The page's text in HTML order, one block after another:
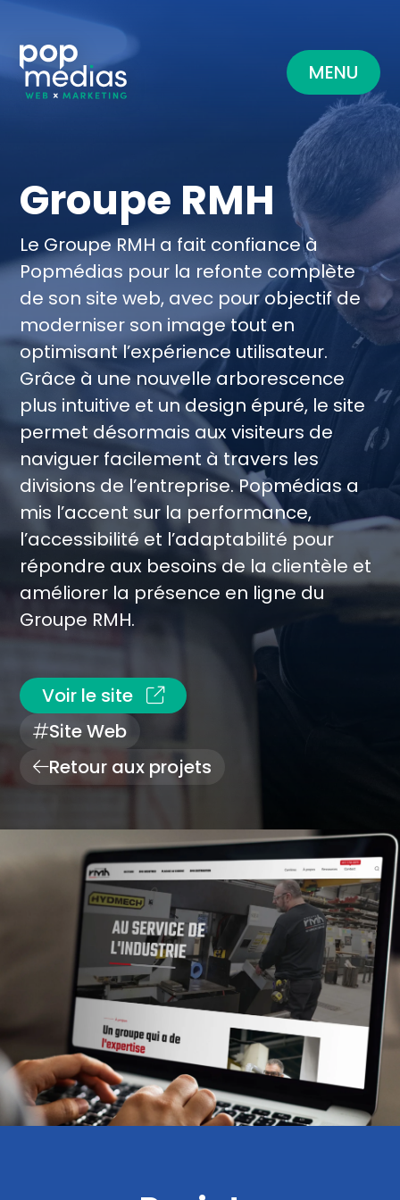
MENU
Groupe RMH
Le Groupe RMH a fait confiance à
Popmédias pour la refonte complète
de son site web, avec pour objectif de
moderniser son image tout en
optimisant l’expérience utilisateur.
Grâce à une nouvelle arborescence
plus intuitive et un design épuré, le site
permet désormais aux visiteurs de
naviguer facilement à travers les
divisions de l’entreprise. Popmédias a
mis l’accent sur la performance,
l’accessibilité et l’adaptabilité pour
répondre aux besoins de la clientèle et
améliorer la présence en ligne du
Groupe RMH.
Voir le site
Site Web
Retour aux projets